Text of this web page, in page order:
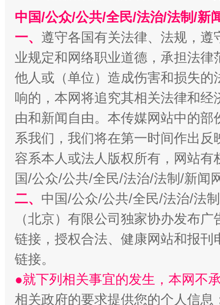
在谋一域中谋全局
今
习近平的博鳌关键词
魏明亮
“刷贴”乱象丛生
生
中国/公众/公共/全民/法治/法制/新
一、 遵守各国有关法律、法规，
业规定和网络职业道德，承担法
他人或（单位）造成伤害和损失
响的，本网将追究其相关法律和
由和新闻自由。本传媒网站中的
系我们，我们将在第一时间作出
容系本人或法人版权所有，网站
国/公众/公共/全民/法治/法制/新闻
二、 中国/公众/公共/全民/法治/法
（北京）有限公司独家协办发布
链接，授权合法、健康网站和报
链接。
●就下列相关事宜的发生，本网不
相关政府的要求提供您的个人信息